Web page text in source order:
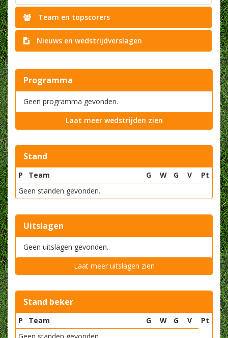
Team en topscorers
Nieuws en wedstrijdverslagen
Programma
Geen programma gevonden.
Laat meer wedstrijden zien
Stand
P Team G W G V
Pt
Geen standen gevonden.
Uitslagen
Geen uitslagen gevonden.
Laat meer uitslagen zien
Stand beker
P Team G W G V
Pt